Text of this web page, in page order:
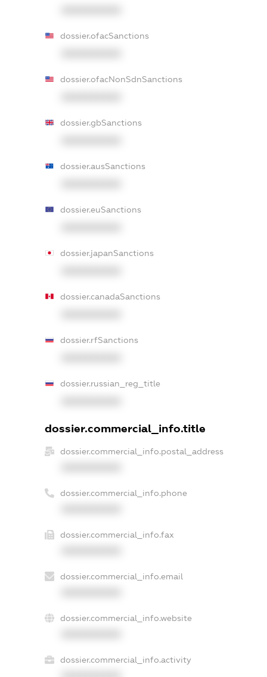
dossier.ofacSanctions
dossier.ofacNonSdnSanctions
dossier.gbSanctions
dossier.ausSanctions
dossier.euSanctions
dossier.japanSanctions
dossier.canadaSanctions
dossier.rfSanctions
dossier.russian_reg_title
dossier.commercial_info.title
dossier.commercial_info.postal_address
dossier.commercial_info.phone
dossier.commercial_info.fax
dossier.commercial_info.email
dossier.commercial_info.website
dossier.commercial_info.activity